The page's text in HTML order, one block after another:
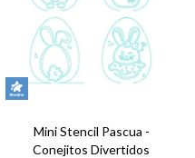
Mini Stencil Pascua -
Conejitos Divertidos